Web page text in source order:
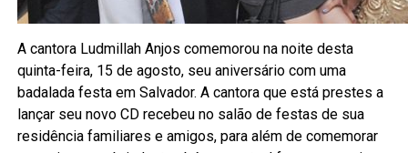
A cantora Ludmillah Anjos comemorou na noite desta
quinta-feira, 15 de agosto, seu aniversário com uma
badalada festa em Salvador. A cantora que está prestes a
lançar seu novo CD recebeu no salão de festas de sua
residência familiares e amigos, para além de comemorar